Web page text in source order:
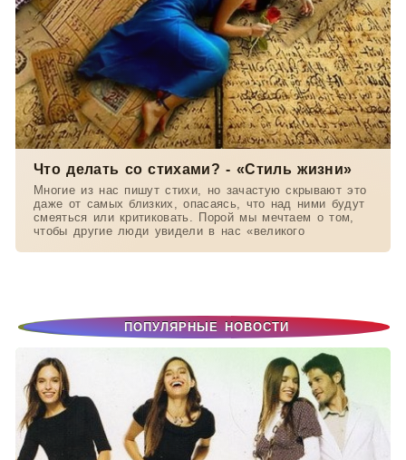
Что делать со стихами? - «Стиль жизни»
Многие из нас пишут стихи, но зачастую скрывают это
даже от самых близких, опасаясь, что над ними будут
смеяться или критиковать. Порой мы мечтаем о том,
чтобы другие люди увидели в нас «великого
ПОПУЛЯРНЫЕ НОВОСТИ